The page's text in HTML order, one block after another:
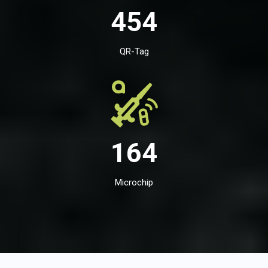
454
QR-Tag
164
Microchip